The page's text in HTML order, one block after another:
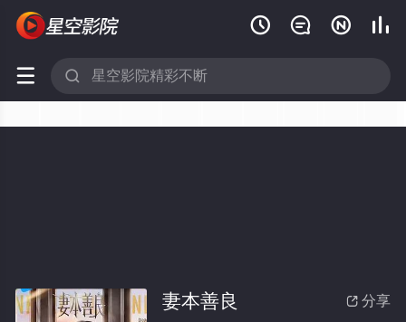
   
 
 分享
妻本善良